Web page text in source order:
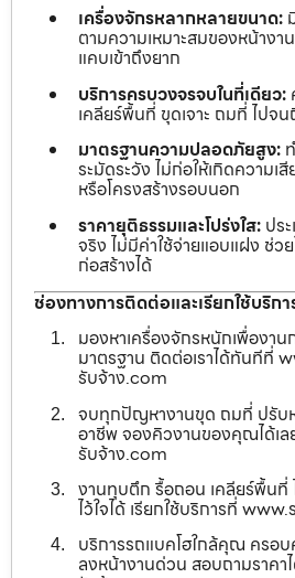
เครื่องจักรหลากหลายขนาด:
ตามความเหมาะสมของหน้าง
แคบเข้าถึงยาก
บริการครบวงจรจบในที่เดียว:
เคลียร์พื้นที่ ขุดเจาะ ถมที่ ไปจ
มาตรฐานความปลอดภัยสูง:
ระมัดระวัง ไม่ก่อให้เกิดความเ
หรือโครงสร้างรอบนอก
ราคายุติธรรมและโปร่งใส: ปร
จริง ไม่มีค่าใช้จ่ายแอบแฝง ช่
ก่อสร้างได้
ช่องทางการติดต่อและเรียกใช้บริกา
มองหาเครื่องจักรหนักเพื่องาน
มาตรฐาน ติดต่อเราได้ทันทีที่
รับจ้าง.com
จบทุกปัญหางานขุด ถมที่ ปรับ
อาชีพ จองคิวงานของคุณได้เ
รับจ้าง.com
งานทุบตึก รื้อถอน เคลียร์พื้นที่
ไว้ใจได้ เรียกใช้บริการที่
บริการรถแบคโฮใกล้คุณ ครอ
ลงหน้างานด่วน สอบถามราค